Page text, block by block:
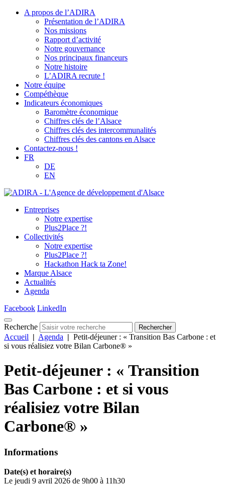
A propos de l’ADIRA
Présentation de l’ADIRA
Nos missions
Rapport d’activité
Notre gouvernance
Nos principaux financeurs
Notre histoire
L’ADIRA recrute !
Notre équipe
Compéthèque
Indicateurs économiques
Baromètre économique
Chiffres clés de l’Alsace
Chiffres clés des intercommunalités
Chiffres clés des cantons en Alsace
Contactez-nous !
FR
DE
EN
Entreprises
Notre expertise
Plus2Place ?!
Collectivités
Notre expertise
Plus2Place ?!
Hackathon Hack ta Zone!
Marque Alsace
Actualités
Agenda
Facebook LinkedIn
Recherche Rechercher
Accueil | Agenda | Petit-déjeuner : « Transition Bas Carbone : et
si vous réalisiez votre Bilan Carbone® »
Petit-déjeuner : « Transition
Bas Carbone : et si vous
réalisiez votre Bilan
Carbone® »
Informations
Date(s) et horaire(s)
Le jeudi 9 avril 2026 de 9h00 à 11h30